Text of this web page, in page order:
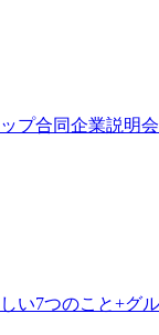
プ合同企業説明会
い7つのこと+グ